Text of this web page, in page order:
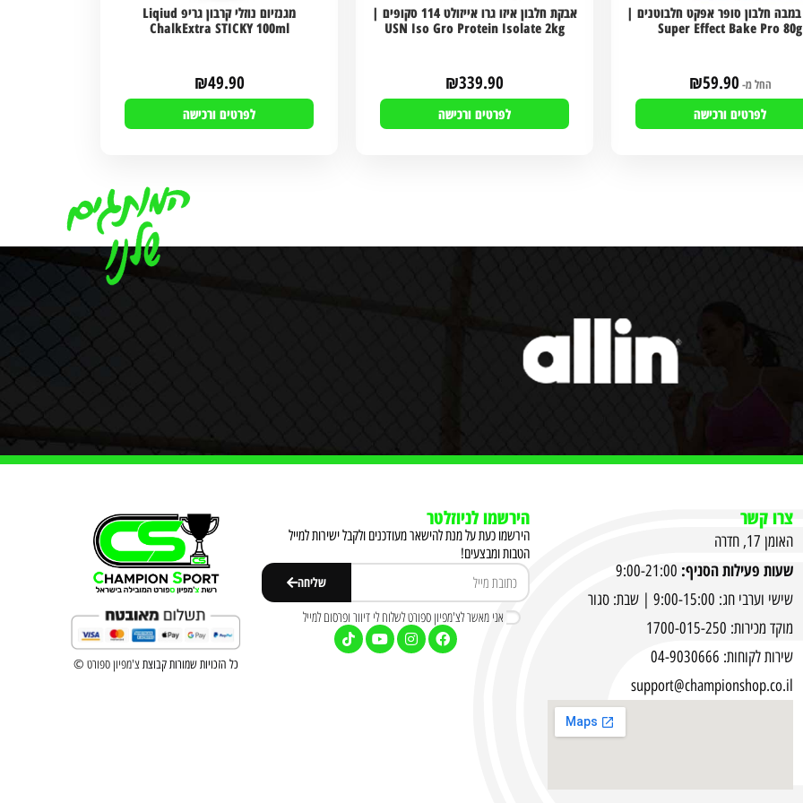
חלבון סופר אפקט חלבוטנים |
Super Effect Bake Pro 80g
החל מ- ₪59.90
לפרטים ורכישה
אבקת חלבון איזו גרו אייזולט 114 סקופים |
USN Iso Gro Protein Isolate 2kg
₪339.90
לפרטים ורכישה
מגנזיום נוזלי קרבון גריפ Liqiud
ChalkExtra STICKY 100ml
₪49.90
לפרטים ורכישה
צרו קשר
האומן 17, חדרה
שעות פעילות הסניף:
שישי וערבי חג: 9:00-15:00 | שבת: סגור
מוקד מכירות: 1700-015-250
שירות לקוחות: 04-9030666
support@championshop.co.il
הירשמו לניוזלטר
הירשמו כעת על מנת להישאר מעודכנים ולקבל ישירות למייל
הטבות ומבצעים!
אני מאשר לצ'מפיון ספורט לשלוח לי דיוור ופרסום למייל
שליחה
כל הזכויות שמורות קבוצתצ'מפיון ספורט ©